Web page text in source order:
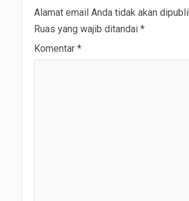
Alamat email Anda tidak akan
Ruas yang wajib ditandai *
Komentar *